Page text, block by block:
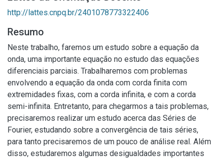
http://lattes.cnpq.br/2401078773322406
Resumo
Neste trabalho, faremos um estudo sobre a equação da
onda, uma importante equação no estudo das equações
diferenciais parciais. Trabalharemos com problemas
envolvendo a equação da onda com corda finita com
extremidades fixas, com a corda infinita, e com a corda
semi-infinita. Entretanto, para chegarmos a tais problemas,
precisaremos realizar um estudo acerca das Séries de
Fourier, estudando sobre a convergência de tais séries,
para tanto precisaremos de um pouco de análise real. Além
disso, estudaremos algumas desigualdades importantes